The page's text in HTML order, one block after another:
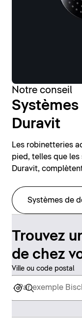
Notre conseil
Duravit
Les robinetteries
pied, telles que
Duravit,
Systèmes de
Trouvez
de chez
Ville ou code postal